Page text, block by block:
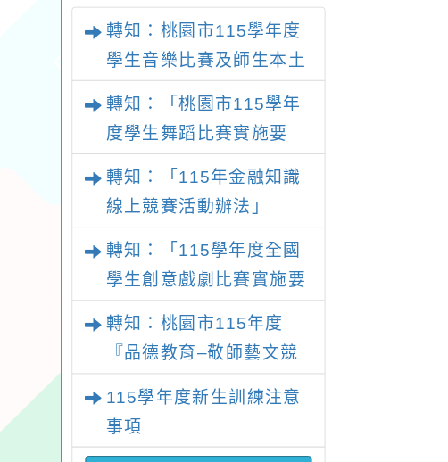
轉知：桃園市115學年度
學生音樂比賽及師生本土
轉知：「桃園市115學年
度學生舞蹈比賽實施要
轉知：「115年金融知識
線上競賽活動辦法」
轉知：「115學年度全國
學生創意戲劇比賽實施要
轉知：桃園市115年度
『品德教育–敬師藝文競
115學年度新生訓練注意
事項